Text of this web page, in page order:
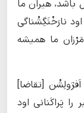
همین سال باشَد، هیران ما
نارَخْنَگِشْناگی
ما همیشه
[تقاضا]
را پَراکَنانی اود